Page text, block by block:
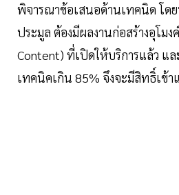
พิจารณาข้อเสนอด้านเทคนิด โด
ประมูล ต้องมีผลงานก่อสร้างอุโม
Content) ที่เปิดให้บริการแล้ว แ
เทคนิคเกิน 85% จึงจะมีสิทธิ์เข้า